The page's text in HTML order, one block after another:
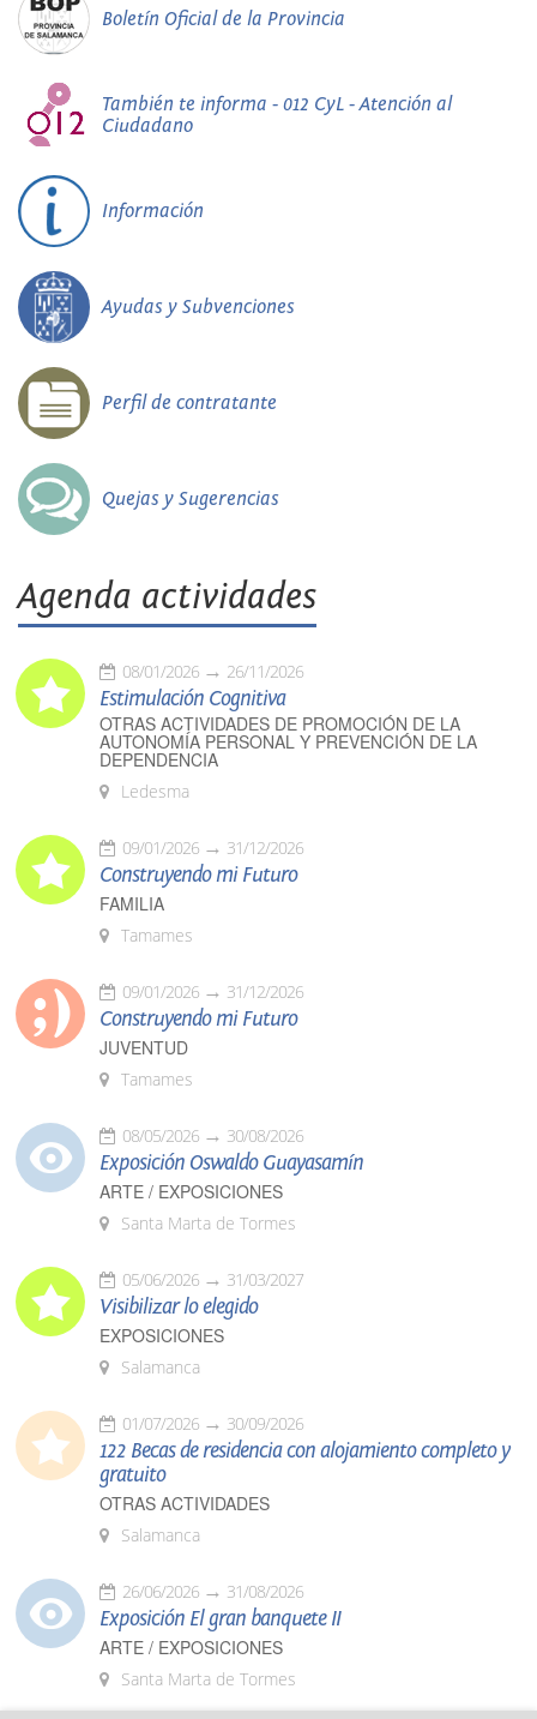
Boletín Oficial de la Provincia
También te informa - 012 CyL - Atención al
Ciudadano
Información
Ayudas y Subvenciones
Perfil de contratante
Quejas y Sugerencias
Agenda actividades
08/01/2026 26/11/2026
Estimulación Cognitiva
OTRAS ACTIVIDADES DE PROMOCIÓN DE LA
AUTONOMÍA PERSONAL Y PREVENCIÓN DE LA
DEPENDENCIA
Ledesma
09/01/2026 31/12/2026
Construyendo mi Futuro
FAMILIA
Tamames
09/01/2026 31/12/2026
Construyendo mi Futuro
JUVENTUD
Tamames
08/05/2026 30/08/2026
Exposición Oswaldo Guayasamín
ARTE / EXPOSICIONES
Santa Marta de Tormes
05/06/2026 31/03/2027
Visibilizar lo elegido
EXPOSICIONES
Salamanca
01/07/2026 30/09/2026
122 Becas de residencia con alojamiento completo y
gratuito
OTRAS ACTIVIDADES
Salamanca
26/06/2026 31/08/2026
Exposición El gran banquete II
ARTE / EXPOSICIONES
Santa Marta de Tormes